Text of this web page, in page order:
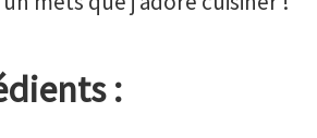
: